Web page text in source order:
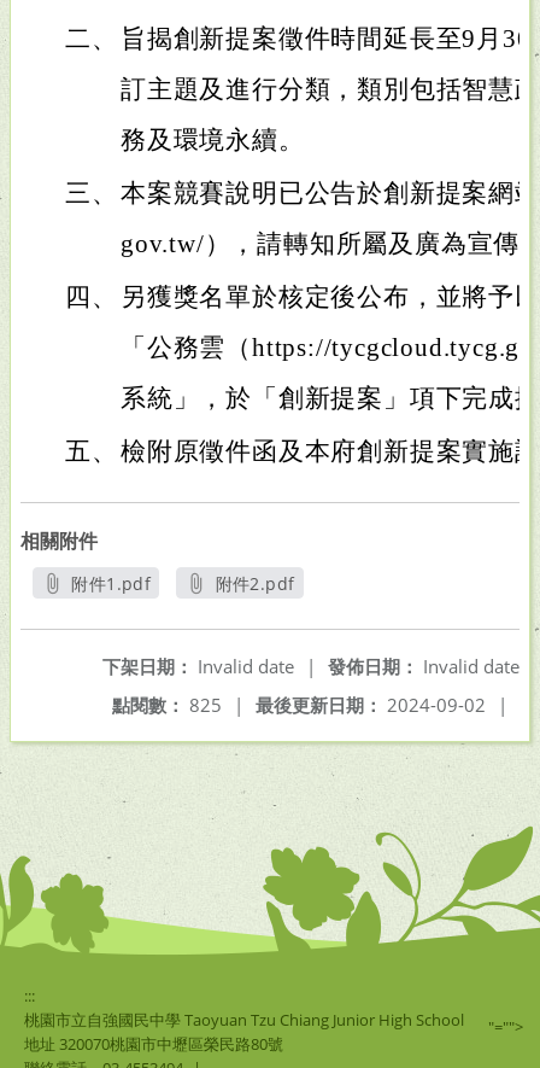
二、
旨揭創新提案徵件時間延長至9月
訂主題及進行分類，類別包括智慧
務及環境永續。
三、 本案競賽說明已公告於創新提案網
gov.tw/），請轉知所屬及廣為宣傳
四、
另獲獎名單於核定後公布，並將予
「公務雲（https://
系統」，於「創新提案」項下完成
五、 檢附原徵件函及本府創新提案實施
相關附件
附件1.pdf
附件2.pdf
發佈日期： Invalid date
下架日期： Invalid date
|
最後更新日期： 2024-09-02 |
點閱數： 825 |
:::
桃園市立自強國民中學 Taoyuan Tzu Chiang Junior High School
地址 320070桃園市中壢區榮民路80號
"="">